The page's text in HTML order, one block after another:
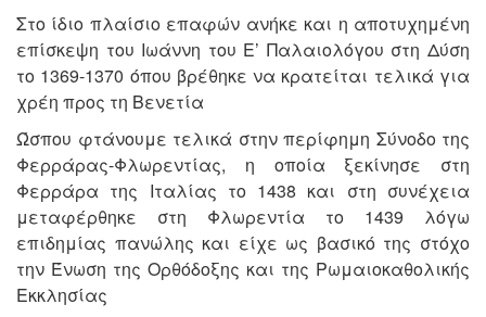
Στο ίδιο πλαίσιο επαφών ανήκε και η αποτυχημένη
επίσκεψη του Ιωάννη του Ε’ Παλαιολόγου στη Δύση
το 1369-1370 όπου βρέθηκε να κρατείται τελικά για
χρέη προς τη Βενετία
Ώσπου φτάνουμε τελικά στην περίφημη Σύνοδο της
Φερράρας-Φλωρεντίας, η οποία ξεκίνησε στη
Φερράρα της Ιταλίας το 1438 και στη συνέχεια
μεταφέρθηκε στη Φλωρεντία το 1439 λόγω
επιδημίας πανώλης και είχε ως βασικό της στόχο
την Ένωση της Ορθόδοξης και της Ρωμαιοκαθολικής
Εκκλησίας